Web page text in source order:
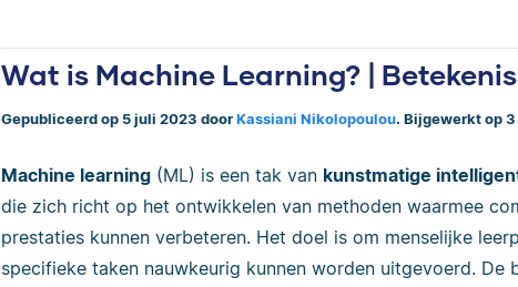
Wat is Machine Learning? |
Gepubliceerd op 5 juli 2023 door Kassiani Nikolopoulou. Bijgewerkt op
Machine learning (ML) is een tak van kunstmatige
die zich richt op het ontwikkelen van methoden waarmee
prestaties kunnen verbeteren. Het doel is om menselijke
specifieke taken nauwkeurig kunnen worden uitgevoerd. De